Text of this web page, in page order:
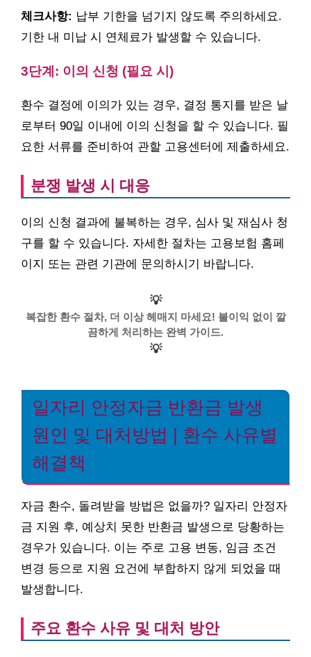
체크사항: 납부 기한을 넘기지 않도록 주의하세요.
기한 내 미납 시 연체료가 발생할 수 있습니다.
3단계: 이의 신청 (필요 시)
환수 결정에 이의가 있는 경우, 결정 통지를 받은 날
로부터 90일 이내에 이의 신청을 할 수 있습니다. 필
요한 서류를 준비하여 관할 고용센터에 제출하세요.
분쟁 발생 시 대응
이의 신청 결과에 불복하는 경우, 심사 및 재심사 청
구를 할 수 있습니다. 자세한 절차는 고용보험 홈페
이지 또는 관련 기관에 문의하시기 바랍니다.
💡
복잡한 환수 절차, 더 이상 헤매지 마세요! 불이익 없이 깔
끔하게 처리하는 완벽 가이드.
💡
일자리 안정자금 반환금 발생
원인 및 대처방법 | 환수 사유별
해결책
자금 환수, 돌려받을 방법은 없을까? 일자리 안정자
금 지원 후, 예상치 못한 반환금 발생으로 당황하는
경우가 있습니다. 이는 주로 고용 변동, 임금 조건
변경 등으로 지원 요건에 부합하지 않게 되었을 때
발생합니다.
주요 환수 사유 및 대처 방안